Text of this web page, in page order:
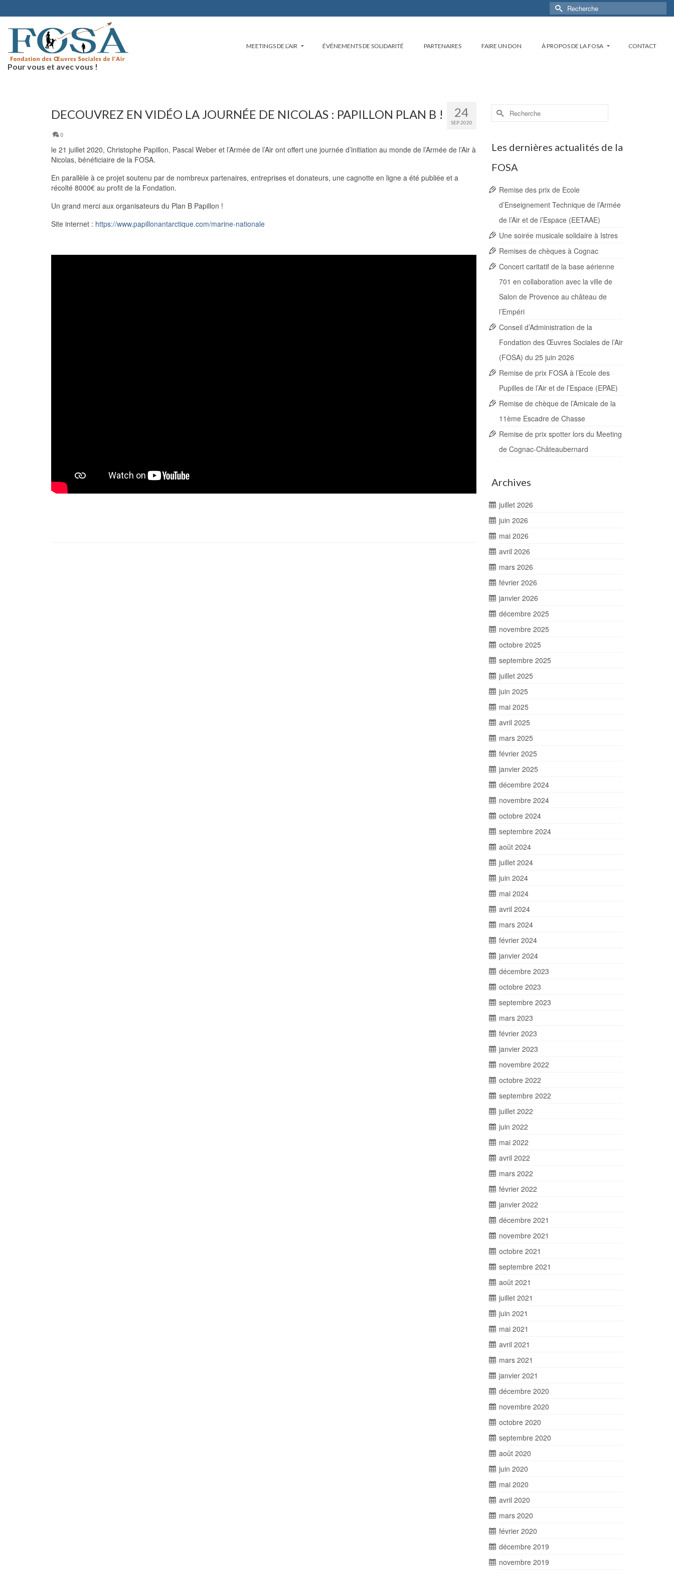
Rechercher :
Pour vous et avec vous !
MEETINGS DE L’AIR ÉVÉNEMENTS DE SOLIDARITÉ PARTENAIRES FAIRE UN DON À PROPOS DE LA FOSA CONTACT
24
SEP 2020
DECOUVREZ EN VIDÉO LA JOURNÉE DE NICOLAS : PAPILLON PLAN B !
0
le 21 juillet 2020, Christophe Papillon, Pascal Weber et l’Armée de l’Air ont offert une journée d’initiation au monde de l’Armée de l’Air à
Nicolas, bénéficiaire de la FOSA.
En parallèle à ce projet soutenu par de nombreux partenaires, entreprises et donateurs, une cagnotte en ligne a été publiée et a
récolté 8000€ au profit de la Fondation.
Un grand merci aux organisateurs du Plan B Papillon !
Site internet : https://www.papillonantarctique.com/marine-nationale
Rechercher :
Les dernières actualités de la
FOSA
Remise des prix de Ecole
d’Enseignement Technique de l’Armée
de l’Air et de l’Espace (EETAAE)
Une soirée musicale solidaire à Istres
Remises de chèques à Cognac
Concert caritatif de la base aérienne
701 en collaboration avec la ville de
Salon de Provence au château de
l’Empéri
Conseil d’Administration de la
Fondation des Œuvres Sociales de l’Air
(FOSA) du 25 juin 2026
Remise de prix FOSA à l’Ecole des
Pupilles de l’Air et de l’Espace (EPAE)
Remise de chèque de l’Amicale de la
11ème Escadre de Chasse
Remise de prix spotter lors du Meeting
de Cognac-Châteaubernard
Archives
juillet 2026
juin 2026
mai 2026
avril 2026
mars 2026
février 2026
janvier 2026
décembre 2025
novembre 2025
octobre 2025
septembre 2025
juillet 2025
juin 2025
mai 2025
avril 2025
mars 2025
février 2025
janvier 2025
décembre 2024
novembre 2024
octobre 2024
septembre 2024
août 2024
juillet 2024
juin 2024
mai 2024
avril 2024
mars 2024
février 2024
janvier 2024
décembre 2023
octobre 2023
septembre 2023
mars 2023
février 2023
janvier 2023
novembre 2022
octobre 2022
septembre 2022
juillet 2022
juin 2022
mai 2022
avril 2022
mars 2022
février 2022
janvier 2022
décembre 2021
novembre 2021
octobre 2021
septembre 2021
août 2021
juillet 2021
juin 2021
mai 2021
avril 2021
mars 2021
janvier 2021
décembre 2020
novembre 2020
octobre 2020
septembre 2020
août 2020
juin 2020
mai 2020
avril 2020
mars 2020
février 2020
décembre 2019
novembre 2019